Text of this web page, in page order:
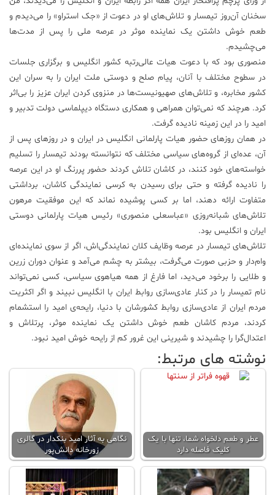
سخنان آن‌روز تیمسار و تلاش‌های او در دعوت از «جک استراو» را می‌دیدم و
طعم خوش داشتن یک نماینده موثر در عرصه ملی را پس از مدت‌ها
می‌چشیدم.
منصوری بود که با دعوت هیات عالی‌رتبه کشور انگلیس و برگزاری جلسات
در سطوح مختلف با آنان، پیام صلح و دوستی ملت ایران را به سران این
کشور مخابره، و تلاش‌های صهیونیست‌ها در منزوی کردن ایران عزیز را بی‌اثر
کرد. هرچند که نمی‌توان همراهی و همکاری دستگاه دیپلماسی دولت تدبیر و
امید را در این زمینه نادیده گرفت.
در‌‌ همان روزهای حضور هیات پارلمانی انگلیس در ایران و در روزهای پس از
آن، عده‌ای از گروه‌های سیاسی مختلف که نتوانسته بودند تیمسار را تسلیم
خواسته‌های خود کنند، در کاشان تلاش کردند حضور پررنگ او در این عرصه
را نادیده گرفته و حتی برای رسیدن به کرسی نمایندگی کاشان، برداشتی
متفاوت ارائه دهند، اما بر کسی پوشیده نماند که این موفقیت مرهون
تلاش‌های شبانه‌روزی «عباسعلی منصوری» رئیس هیات پارلمانی دوستی
ایران و انگلیس بود.
تلاش‌های تیمسار در عرصه وظایف کلان نمایندگی‌اش، اگر از سوی نماینده‌ای
وام‌دار و حزبی صورت می‌گرفت، بیشتر به چشم می‌آمد و عنوان دوران زرین
و طلایی را برخود می‌دید، اما فارغ از همه هیاهوی سیاسی، کسی نمی‌تواند
نام تمیسار را در کنار عادی‌سازی روابط ایران با انگلیس نبیند و اگر اکثریت
مردم ایران از عادی‌سازی روابط کشورشان با دنیا، رایحه‌ی امید را استشمام
کردند، مردم کاشان طعم خوش داشتن یک نماینده موثر، پرتلاش و
اعتدال‌گرا را چشیدند و شیرینی این غرور کم از رایحه خوش امید نبود.
نوشته های مرتبط:
عطر و طعم دلخواه شما، تنها با یک
کلیک فاصله دارد
نگاهی به آثار امید بنکدار در گالری
زورخانه دانش‌پور